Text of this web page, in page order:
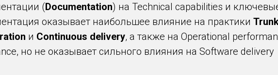
(Documentation) на Technical capabilities и
оказывает наибольшее влияние на практики
и Continuous delivery, а также на Operational
но не оказывает сильного влияния на Software delivery